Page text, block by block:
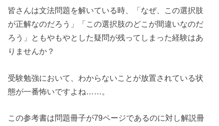
皆さんは文法問題を解いている時、「なぜ、この選択肢
が正解なのだろう」「この選択肢のどこが間違いなのだ
ろう」ともやもやとした疑問が残ってしまった経験はあ
りませんか？
受験勉強において、わからないことが放置されている状
態が一番怖いですよね……。
この参考書は問題冊子が79ページであるのに対し解説冊